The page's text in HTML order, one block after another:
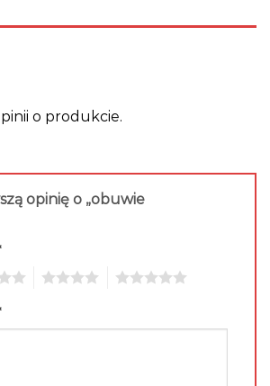
o produkcie.
opinię o „obuwie